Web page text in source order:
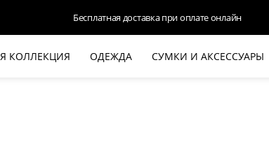
Доступна оплата Яндекс.Сплит и Долями
КОЛЛЕКЦИЯ ОДЕЖДА СУМКИ И АКСЕССУАРЫ